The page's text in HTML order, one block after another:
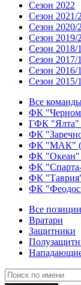
Сезон 2022
Сезон 2021/
Сезон 2020/
Сезон 2019/
Сезон 2018/
Сезон 2017/
Сезон 2016/
Сезон 2015/
Все
ФК
ГФК "Ялта"
ФК
ФК "МАК"
ФК "Океан"
ФК
ФК
ФК
Все позиции
Вратари
Защитники